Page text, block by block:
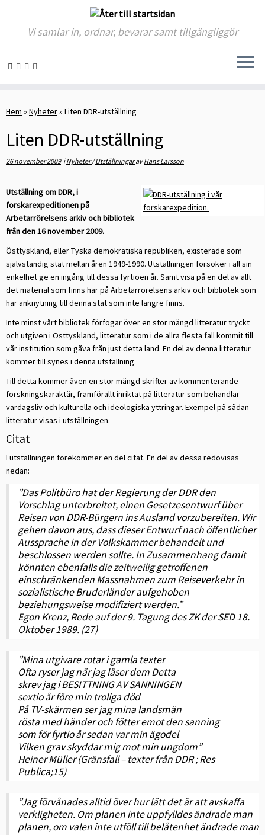
to
Vi samlar in, ordnar, bevarar samt tillgängliggör
Hem » Nyheter» Liten DDR-utställning
Liten DDR-utställning
26 november 2009iNyheter/UtställningaravHans Larsson
Utställning om DDR, i
forskarexpeditionen på
Arbetarrörelsens arkiv och bibliotek
från den 16 november 2009.
Östtyskland, eller Tyska demokratiska republiken, existerade som
självständig stat mellan åren 1949-1990. Utställningen försöker i all sin
enkelhet ge en ingång till dessa fyrtioen år. Samt visa på en del av allt
det material som finns här på Arbetarrörelsens arkiv och bibliotek som
har anknytning till denna stat som inte längre finns.
Inte minst vårt bibliotek förfogar över en stor mängd litteratur tryckt
och utgiven i Östtyskland, litteratur som i de allra flesta fall kommit till
vår institution som gåva från just detta land. En del av denna litteratur
kommer till synes i denna utställning.
Till detta kommer även en stor mängd skrifter av kommenterande
forskningskaraktär, framförallt inriktat på litteratur som behandlar
vardagsliv och kulturella och ideologiska yttringar. Exempel på sådan
litteratur visas i utställningen.
Citat
I utställningen förekommer en del citat. En del av dessa redovisas
nedan:
”Das Politbüro hat der Regierung der DDR den
Vorschlag unterbreitet, einen Gesetzesentwurf über
Reisen von DDR-Bürgern ins Ausland vorzubereiten. Wir
gehen davon aus, dass dieser Entwurf nach öffentlicher
Aussprache in der Volkskammer behandelt und
beschlossen werden sollte. In Zusammenhang damit
könnten ebenfalls die zeitweilig getroffenen
einschränkenden Massnahmen zum Reiseverkehr in
sozialistische Bruderländer aufgehoben
beziehungsweise modifiziert werden.”
Egon Krenz, Rede auf der 9. Tagung des ZK der SED 18.
Oktober 1989. (27)
”Mina utgivare rotar i gamla texter
Ofta ryser jag när jag läser dem Detta
skrev jag i BESITTNING AV SANNINGEN
sextio år före min troliga död
På TV-skärmen ser jag mina landsmän
rösta med händer och fötter emot den sanning
som för fyrtio år sedan var min ägodel
Vilken grav skyddar mig mot min ungdom”
Heiner Müller (Gränsfall – texter från DDR ; Res
Publica;15)
”Jag förvånades alltid över hur lätt det är att avskaffa
verkligheten. Om planen inte uppfylldes ändrade man
planen, om valen inte utföll till belåtenhet ändrade man